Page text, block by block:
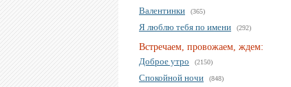
Валентинки (365)
Я люблю тебя по имени (292)
Встречаем, провожаем, ждем:
Доброе утро
(2150)
Спокойной ночи (848)